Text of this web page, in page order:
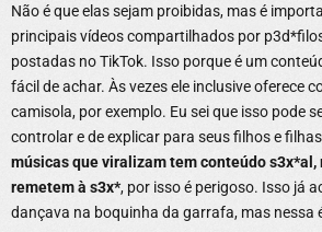
Não é que elas sejam proibidas, mas é
principais vídeos compartilhados por
postadas no TikTok. Isso porque é um
fácil de achar. Às vezes ele inclusive oferece
camisola, por exemplo. Eu sei que isso pode
controlar e de explicar para seus filhos e
músicas que viralizam tem conteúdo s3x*al,
remetem à s3x*, por isso é perigoso. Isso já
dançava na boquinha da garrafa, mas nessa